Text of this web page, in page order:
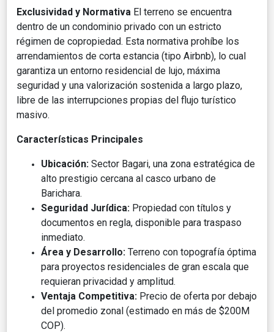
Exclusividad y Normativa El terreno se encuentra
dentro de un condominio privado con un estricto
régimen de copropiedad. Esta normativa prohíbe los
arrendamientos de corta estancia (tipo Airbnb), lo cual
garantiza un entorno residencial de lujo, máxima
seguridad y una valorización sostenida a largo plazo,
libre de las interrupciones propias del flujo turístico
masivo.
Características Principales
Ubicación: Sector Bagari, una zona estratégica de
alto prestigio cercana al casco urbano de
Barichara.
Seguridad Jurídica: Propiedad con títulos y
documentos en regla, disponible para traspaso
inmediato.
Área y Desarrollo: Terreno con topografía óptima
para proyectos residenciales de gran escala que
requieran privacidad y amplitud.
Ventaja Competitiva: Precio de oferta por debajo
del promedio zonal (estimado en más de $200M
COP).